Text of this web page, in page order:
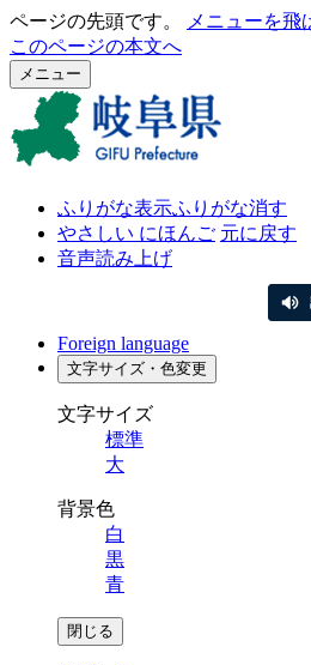
ページの先頭です。
メニューを飛
このページの本文へ
メニュー
ふりがな表示ふりがな消す
やさしい にほんご 元に戻す
音声読み上げ
Foreign language
文字サイズ・色変更
文字サイズ
標準
大
背景色
白
黒
青
閉じる